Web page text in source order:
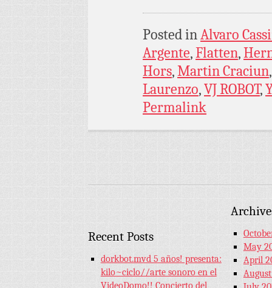
Posted inAlvaro
Argente,Flatten,
Hors,Martin Craciun
Laurenzo,VJ ROBOT,
Permalink
Recent Posts
dorkbot.mvd 5 años! presenta:
kilo~ciclo//arte sonoro en el
VideoDomo!! Concierto del
May
April